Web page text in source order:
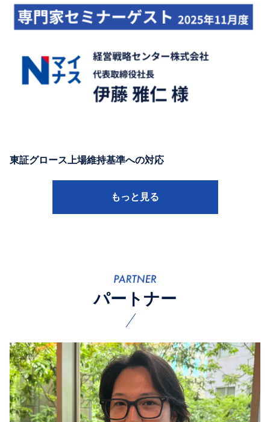
東証グロース上場維持基準への対応
もっと見る
パートナー